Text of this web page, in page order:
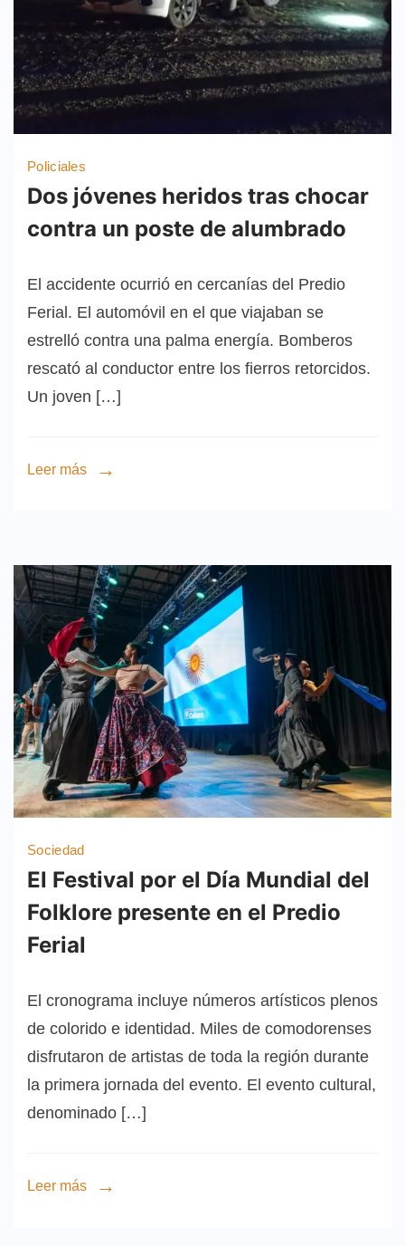
Policiales
Dos jóvenes heridos tras chocar
contra un poste de alumbrado
El accidente ocurrió en cercanías del Predio
Ferial. El automóvil en el que viajaban se
estrelló contra una palma energía. Bomberos
rescató al conductor entre los fierros retorcidos.
Un joven […]
Leer más
Sociedad
El Festival por el Día Mundial del
Folklore presente en el Predio
Ferial
El cronograma incluye números artísticos plenos
de colorido e identidad. Miles de comodorenses
disfrutaron de artistas de toda la región durante
la primera jornada del evento. El evento cultural,
denominado […]
Leer más